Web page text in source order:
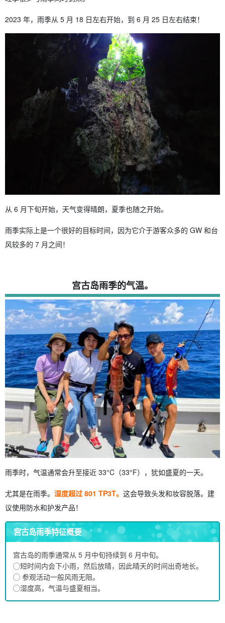
2023 年，雨季从 5 月 18 日左右开始，到 6 月 25 日左右结束！
从 6 月下旬开始，天气变得晴朗，夏季也随之开始。
雨季实际上是一个很好的目标时间，因为它介于游客众多的 GW 和台
风较多的 7 月之间！
宫古岛雨季的气温。
雨季时，气温通常会升至接近 33°C（33°F），犹如盛夏的一天。
尤其是在雨季。 湿度超过 801 TP3T。 这会导致头发和妆容脱落。建
议使用防水和护发产品！
宫古岛雨季特征概要
宫古岛的雨季通常从 5 月中旬持续到 6 月中旬。
◯短时间内会下小雨，然后放晴，因此晴天的时间出奇地长。
◯ 参观活动一般风雨无阻。
◯湿度高，气温与盛夏相当。